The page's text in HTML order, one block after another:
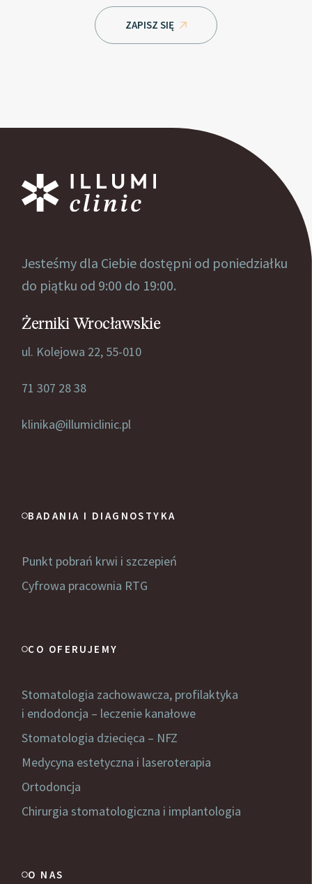
ZAPISZ SIĘ
Jesteśmy dla Ciebie dostępni od poniedziałku
do piątku od 9:00 do 19:00.
Żerniki Wrocławskie
ul. Kolejowa 22, 55-010
71 307 28 38
klinika@illumiclinic.pl
BADANIA I DIAGNOSTYKA
Punkt pobrań krwi i szczepień
Cyfrowa pracownia RTG
CO OFERUJEMY
Stomatologia zachowawcza, profilaktyka
i endodoncja – leczenie kanałowe
Stomatologia dziecięca – NFZ
Medycyna estetyczna i laseroterapia
Ortodoncja
Chirurgia stomatologiczna i implantologia
O NAS